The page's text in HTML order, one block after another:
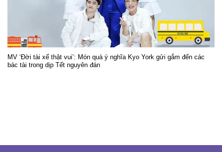
MV ‘Đời tài xế thật vui’: Món quà ý nghĩa Kyo York gửi gắm đến các
bác tài trong dịp Tết nguyên đán